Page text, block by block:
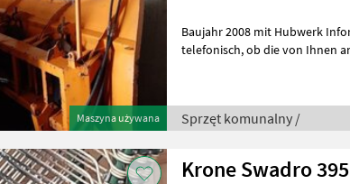
Maszyna używana
Baujahr 2008 mit Hubwerk Informieren Sie sich bitte vor Fahrt-Antritt
telefonisch, ob die von Ihnen angefragte Maschine aktuell bei uns am
Sprzęt komunalny /
Krone Swadro 395